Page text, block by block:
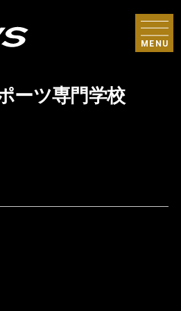
MENU
ーツ専門学校